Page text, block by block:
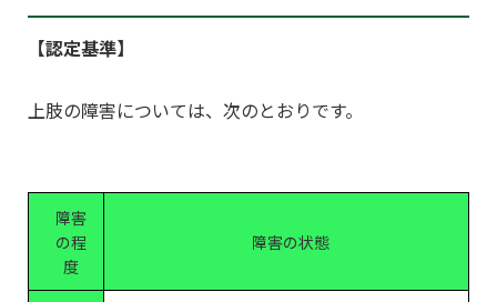
【認定基準】
上肢の障害については、次のとおりです。
障害
の程
度
障害の状態